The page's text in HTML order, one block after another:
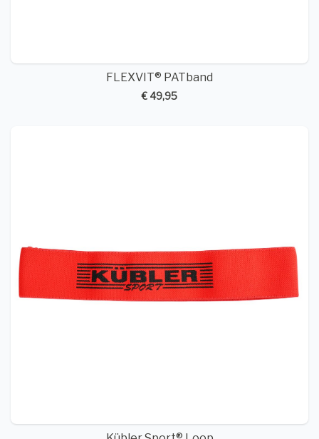
FLEXVIT® PATband
€ 49,95